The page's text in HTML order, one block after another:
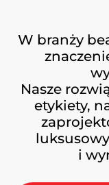
W branży
Nasze
etykiety,
i